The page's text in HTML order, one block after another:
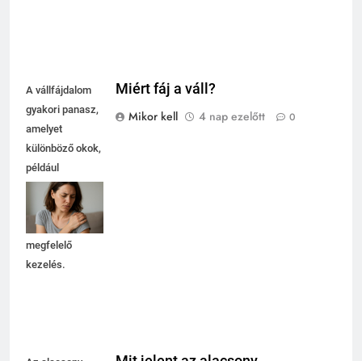
A vállfájdalom
gyakori panasz,
amelyet
különböző okok,
például
túlterhelés vagy
sérülés okozhat.
Fontos a
megfelelő
kezelés.
Miért fáj a váll?
Mikor kell
4 nap ezelőtt 0